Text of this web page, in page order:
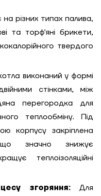
різних типах палива,
та торф'яні брикети,
твердого
виконаний у формі
стінками, між
перегородка для
теплообміну. Під
корпусу закріплена
що значно знижує
теплоізоляційні
згоряння:Для